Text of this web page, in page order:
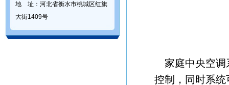
地 址：河北省衡水市桃城区红旗
大街1409号
家庭中央空调
控制，同时系